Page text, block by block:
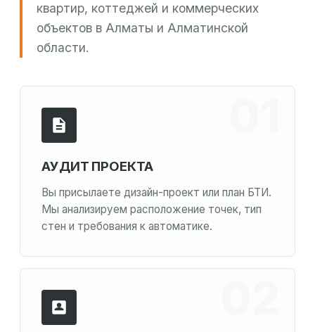
квартир, коттеджей и коммерческих
объектов в Алматы и Алматинской
области.
АУДИТ ПРОЕКТА
Вы присылаете дизайн-проект или план БТИ.
Мы анализируем расположение точек, тип
стен и требования к автоматике.